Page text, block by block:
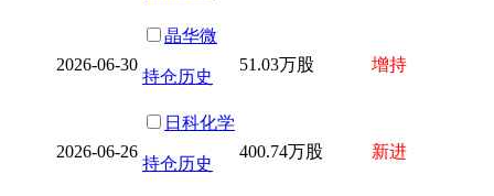
2026-06-30
晶华微
持仓历史
51.03万股 增持
2026-06-26
日科化学
持仓历史
400.74万股 新进